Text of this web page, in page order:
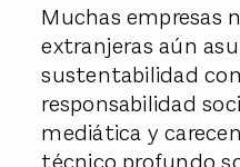
Muchas empresas
extranjeras aún
sustentabilidad
responsabilidad
mediática y